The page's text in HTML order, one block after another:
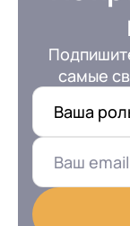
самые
Ваша